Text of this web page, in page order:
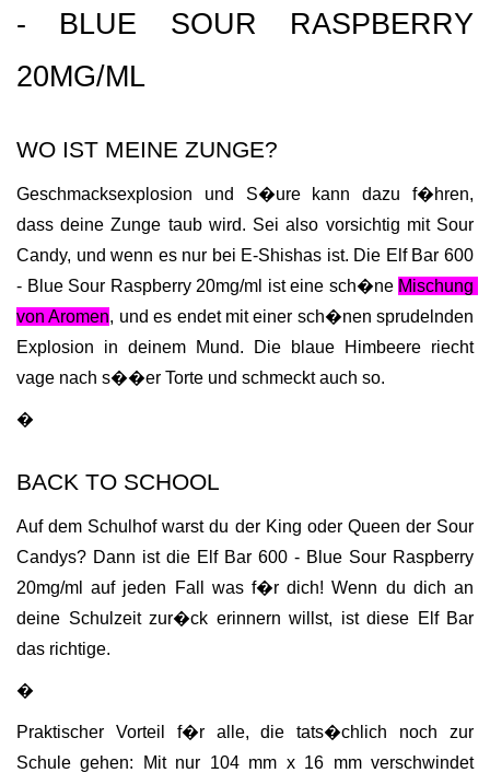
- BLUE SOUR RASPBERRY
20MG/ML
WO IST MEINE ZUNGE?
Geschmacksexplosion und S�ure kann dazu f�hren,
dass deine Zunge taub wird. Sei also vorsichtig mit Sour
Candy, und wenn es nur bei E-Shishas ist. Die Elf Bar 600
- Blue Sour Raspberry 20mg/ml ist eine sch�ne Mischung
von Aromen, und es endet mit einer sch�nen sprudelnden
Explosion in deinem Mund. Die blaue Himbeere riecht
vage nach s��er Torte und schmeckt auch so.
�
BACK TO SCHOOL
Auf dem Schulhof warst du der King oder Queen der Sour
Candys? Dann ist die Elf Bar 600 - Blue Sour Raspberry
20mg/ml auf jeden Fall was f�r dich! Wenn du dich an
deine Schulzeit zur�ck erinnern willst, ist diese Elf Bar
das richtige.
�
Praktischer Vorteil f�r alle, die tats�chlich noch zur
Schule gehen: Mit nur 104 mm x 16 mm verschwindet